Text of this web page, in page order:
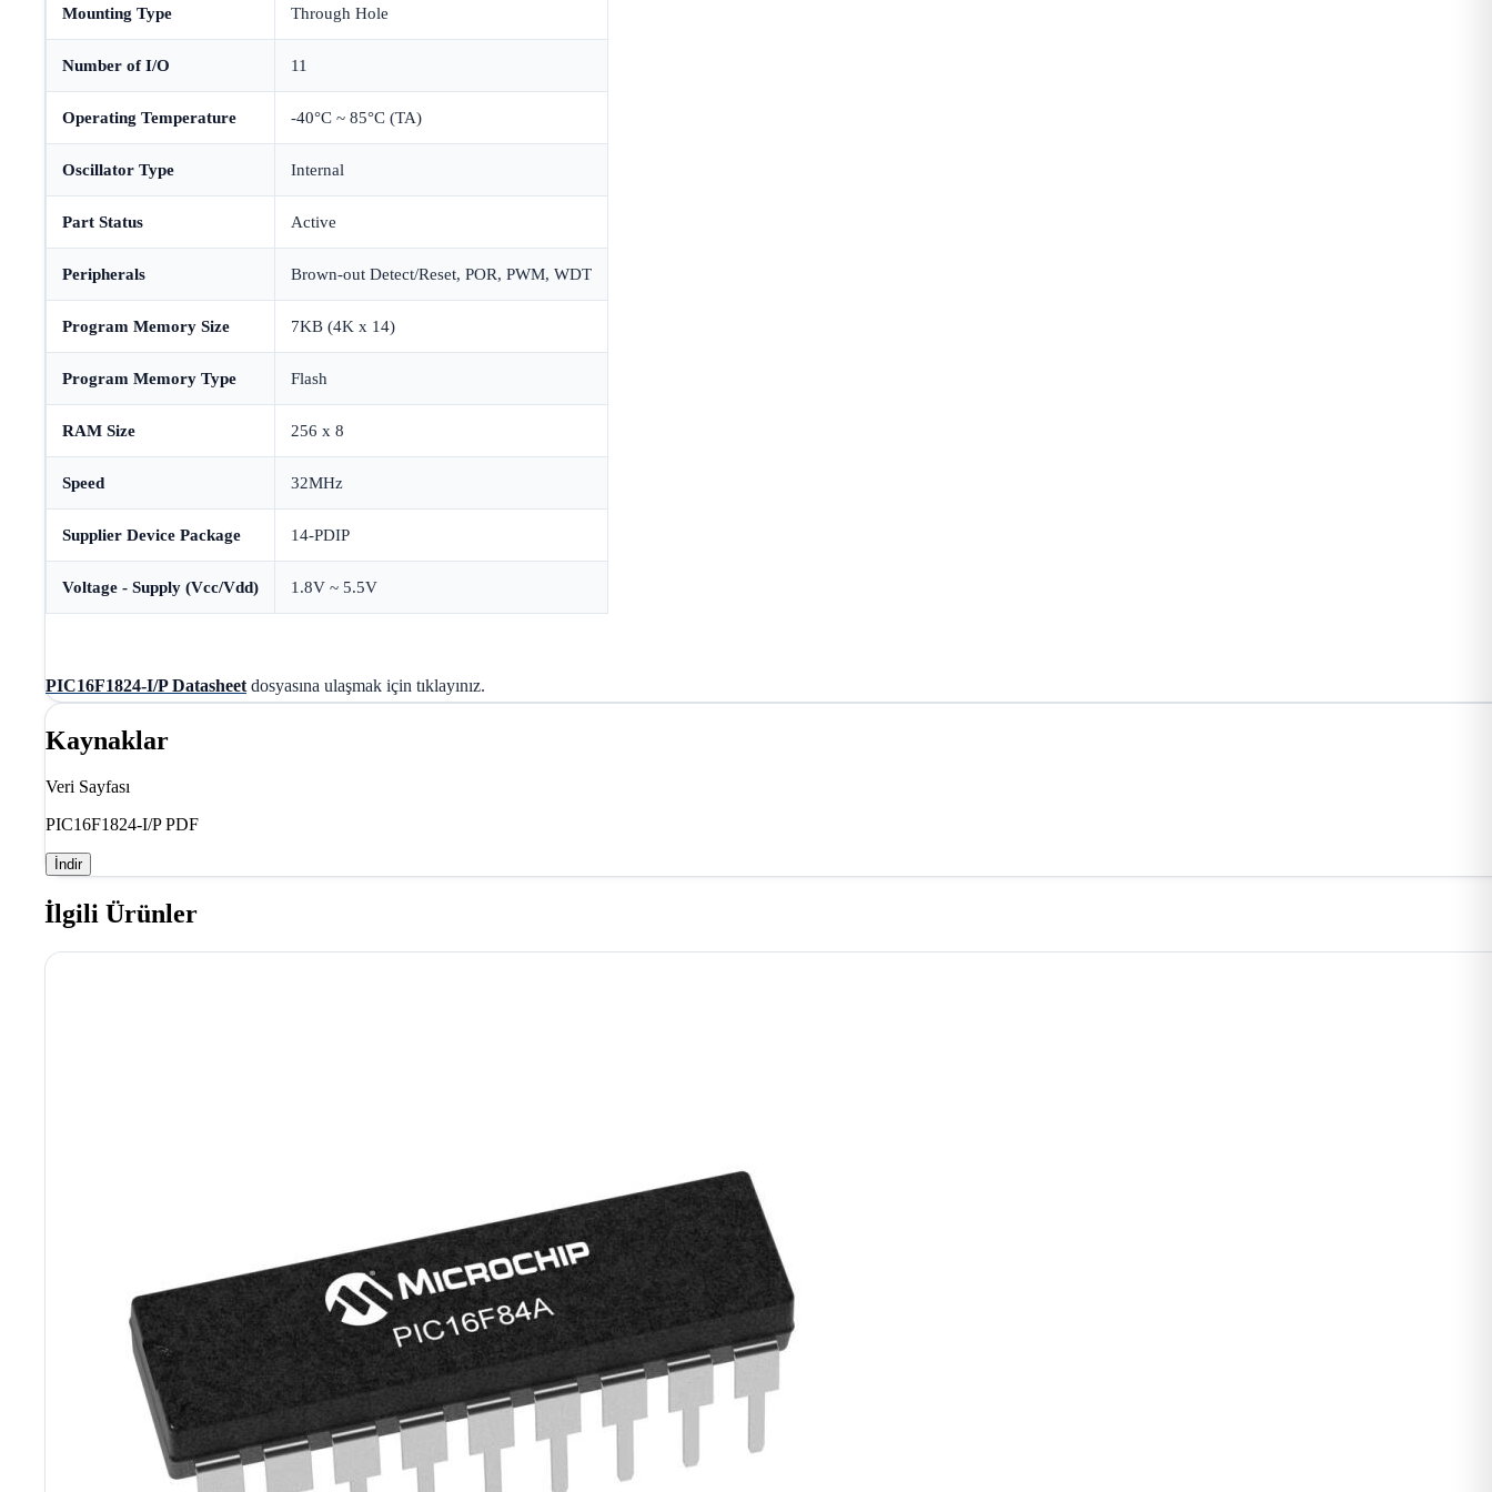
Mounting Type Through Hole
Number of I/O 11
Operating Temperature -40°C ~ 85°C (TA)
Oscillator Type Internal
Part Status Active
Peripherals Brown-out Detect/Reset, POR, PWM, WDT
Program Memory Size 7KB (4K x 14)
Program Memory Type Flash
RAM Size 256 x 8
Speed 32MHz
Supplier Device Package 14-PDIP
Voltage - Supply (Vcc/Vdd) 1.8V ~ 5.5V
PIC16F1824-I/P Datasheet dosyasına ulaşmak için tıklayınız.
Kaynaklar
Veri Sayfası
PIC16F1824-I/P PDF
İndir
İlgili Ürünler